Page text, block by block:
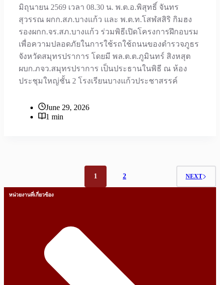
มิถุนายน 2569 เวลา 08.30 น. พ.ต.อ.พิสุทธิ์ จันทร
สุวรรณ ผกก.สภ.บางแก้ว และ พ.ต.ท.โสฬสสิริ กิมฮง
รองผกก.จร.สภ.บางแก้ว ร่วมพิธีเปิดโครงการฝึกอบรม
เพื่อความปลอดภัยในการใช้รถใช้ถนนของตำรวจภูธร
จังหวัดสมุทรปราการ โดยมี พล.ต.ต.ภูมินทร์ สิงหสุต
ผบก.ภจว.สมุทรปราการ เป็นประธานในพิธี ณ ห้อง
ประชุมใหญ่ชั้น 2 โรงเรียนบางแก้วประชาสรรค์
June 29, 2026
1 min
1 2 NEXT
หน่วยงานที่เกี่ยวข้อง